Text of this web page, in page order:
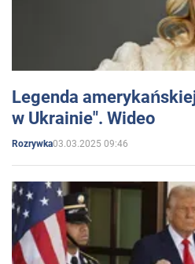
Legenda
w Ukrainie". Wideo
Rozrywka03.03.2025 09:46